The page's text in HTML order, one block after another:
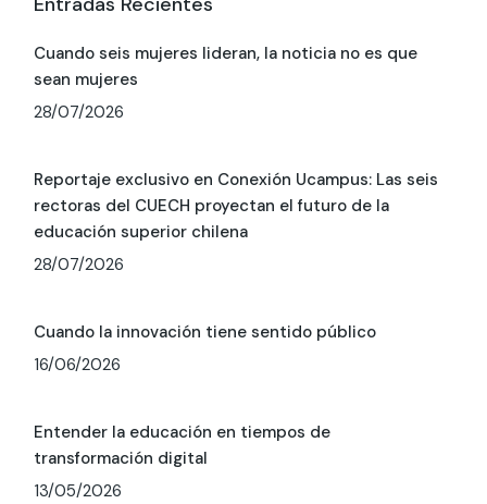
Cuando seis mujeres lideran, la noticia no es que
sean mujeres
28/07/2026
Reportaje exclusivo en Conexión Ucampus: Las seis
rectoras del CUECH proyectan el futuro de la
educación superior chilena
28/07/2026
Cuando la innovación tiene sentido público
16/06/2026
Entender la educación en tiempos de
transformación digital
13/05/2026